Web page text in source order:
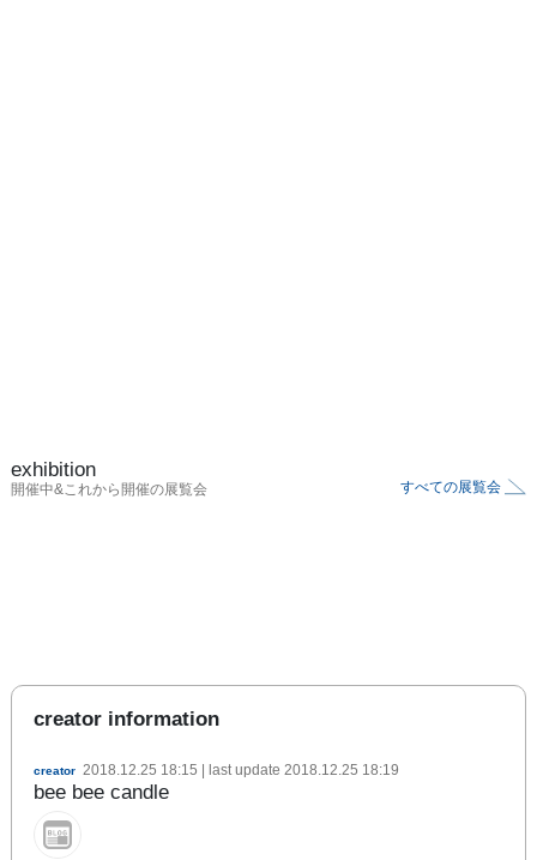
exhibition
開催中&これから開催の展覧会 すべての展覧会
creator information
creator 2018.12.25 18:15 | last update 2018.12.25 18:19
bee bee candle